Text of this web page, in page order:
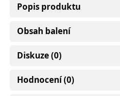
Popis produktu
Obsah balení
Diskuze (0)
Hodnocení (0)